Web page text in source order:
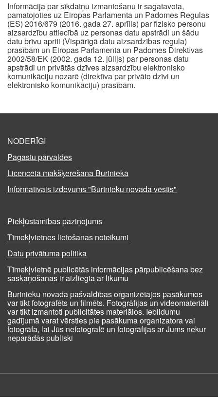
Informācija par sīkdatņu izmantošanu ir sagatavota,
pamatojoties uz Eiropas Parlamenta un Padomes Regulas
(ES) 2016/679 (2016. gada 27. aprīlis) par fizisko personu
aizsardzību attiecībā uz personas datu apstrādi un šādu
datu brīvu apriti (Vispārīgā datu aizsardzības regula)
prasībām un Eiropas Parlamenta un Padomes Direktīvas
2002/58/EK (2002. gada 12. jūlijs) par personas datu
apstrādi un privātās dzīves aizsardzību elektronisko
komunikāciju nozarē (direktīva par privāto dzīvi un
elektronisko komunikāciju) prasībām.
NODERĪGI
Pagastu pārvaldes
Licencētā makšķerēšana Burtniekā
Informatīvais izdevums "Burtnieku novada vēstis"
Piekļūstamības paziņojums
Tīmekļvietnes lietošanas noteikumi
Datu privātuma politika
Tīmekļvietnē publicētās informācijas pārpublicēšana bez
saskaņošanas ir aizliegta ar likumu
Burtnieku novada pašvaldības organizētajos pasākumos
var tikt fotografēts un filmēts. Fotogrāfijas un videomateriāli
var tikt izmantoti publicitātes materiālos. Iebildumu
gadījumā varat vērsties pie pasākuma organizatora vai
fotogrāfa, lai Jūs nefotografē un fotogrāfijas ar Jums nekur
neparādās publiski